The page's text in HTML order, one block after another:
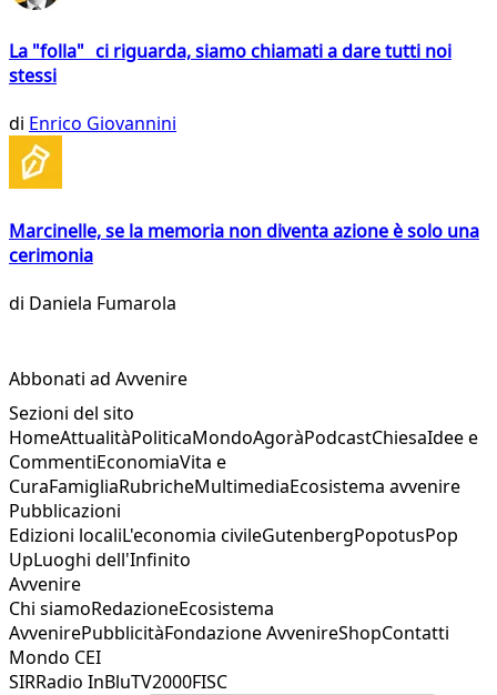
La "folla" ci riguarda, siamo chiamati a dare tutti noi
stessi
di Enrico Giovannini
Marcinelle, se la memoria non diventa azione è solo una
cerimonia
di Daniela Fumarola
Abbonati ad Avvenire
Sezioni del sito
HomeAttualitàPoliticaMondoAgoràPodcastChiesaIdee e
CommentiEconomiaVita e
CuraFamigliaRubricheMultimediaEcosistema avvenire
Pubblicazioni
Edizioni localiL'economia civileGutenbergPopotusPop
UpLuoghi dell'Infinito
Avvenire
Chi siamoRedazioneEcosistema
AvvenirePubblicitàFondazione AvvenireShopContatti
Mondo CEI
SIRRadio InBluTV2000FISC